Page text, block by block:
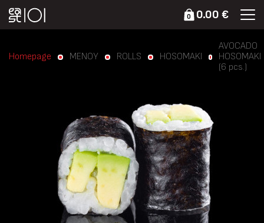
0 0.00 €
Homepage ΜΕΝΟΥ ROLLS HOSOMAKI
AVOCADO
HOSOMAKI
(6 pcs.)